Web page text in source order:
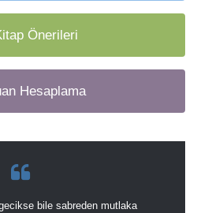
Önerileri
Hesaplama
bile sabreden mutlaka